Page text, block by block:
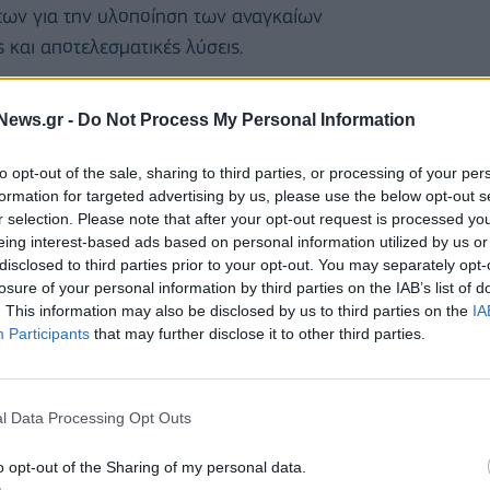
- Do Not Process My Personal Information
opt-out of the sale, sharing to third parties, or processing of your
for targeted advertising by us, please use the below opt-out
selection. Please note that after your opt-out request is processed
interest-based ads based on personal information utilized by us
to third parties prior to your opt-out. You may separately
of your personal information by third parties on the IAB’s list of
This information may also be disclosed by us to third parties on the
Participants that may further disclose it to other third parties.
Data Processing Opt Outs
opt-out of the Sharing of my personal data.
για την υλοποίηση των αναγκαίων
αποτελεσματικές λύσεις.
συνάντησης που είχαμε σήμερα με τον
ότι μπορούμε να θέσουμε τα θεμέλια για τη
hub” επενδύσεων. Στην εκπλήρωση αυτού του
με τον κύριο Γεωργιάδη και δεσμευόμαστε να
συμβάλλουμε με όλες μας τις δυνάμεις, τη διεθνή
πλευρά της η Πρόεδρος του ΔΣ του ΣΕΠΕ, κυρία